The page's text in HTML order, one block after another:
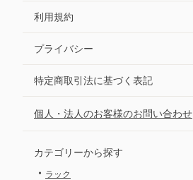
利用規約
プライバシー
特定商取引法に基づく表記
個人・法人のお客様のお問い合わせ
カテゴリーから探す
・ ラック